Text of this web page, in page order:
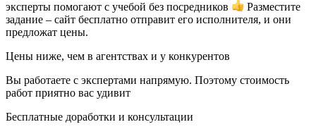
эксперты помогают с учебой без посредников
Разместите
задание – сайт бесплатно отправит его исполнителя, и они
предложат цены.
Цены ниже, чем в агентствах и у конкурентов
Вы работаете с экспертами напрямую. Поэтому стоимость
работ приятно вас удивит
Бесплатные доработки и консультации